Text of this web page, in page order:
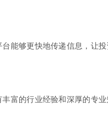
能够更快地传递信息，让
富的行业经验和深厚的专